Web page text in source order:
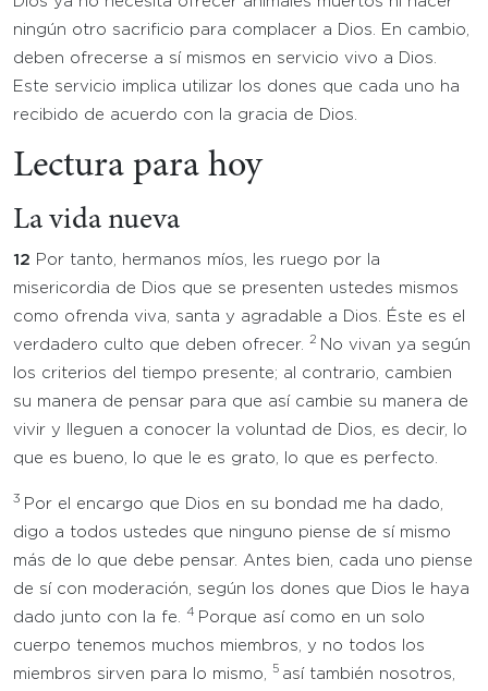
ningún otro sacrificio para complacer a Dios. En cambio,
deben ofrecerse a sí mismos en servicio vivo a Dios.
Este servicio implica utilizar los dones que cada uno ha
recibido de acuerdo con la gracia de Dios.
Lectura para hoy
La vida nueva
12
Por tanto, hermanos míos, les ruego por la
misericordia de Dios que se presenten ustedes mismos
como ofrenda viva, santa y agradable a Dios. Éste es el
verdadero culto que deben ofrecer.
2 No vivan ya según
los criterios del tiempo presente; al contrario, cambien
su manera de pensar para que así cambie su manera de
vivir y lleguen a conocer la voluntad de Dios, es decir, lo
que es bueno, lo que le es grato, lo que es perfecto.
3 Por el encargo que Dios en su bondad me ha dado,
digo a todos ustedes que ninguno piense de sí mismo
más de lo que debe pensar. Antes bien, cada uno piense
de sí con moderación, según los dones que Dios le haya
dado junto con la fe.
4 Porque así como en un solo
cuerpo tenemos muchos miembros, y no todos los
miembros sirven para lo mismo,
5 así también nosotros,